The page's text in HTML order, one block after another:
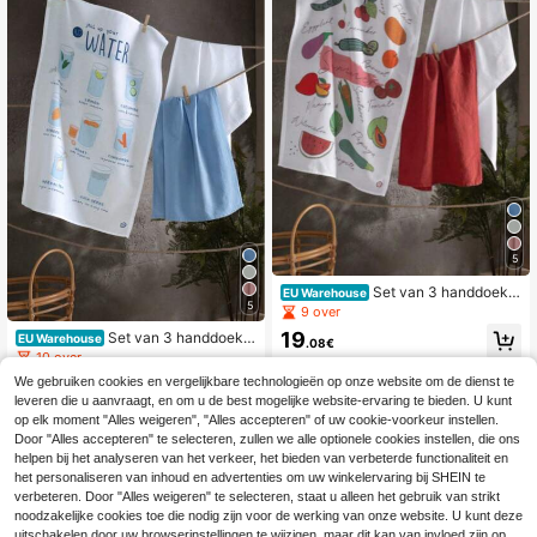
5
EU Warehouse Set van 3 handdoeke
n – 100% katoen – 50x70 cm – Zee
Geschikt voor handen, gezicht en k
euken – GEMAAKT IN TURKIJE
10 over
19.08€
5
EU Warehouse Set van 3 handdoeke
n – 100% katoen – 50x70 cm – Zee
r absorberend, zacht en duurzaam –
Geschikt voor handen, gezicht en k
euken – GEMAAKT IN TURKIJE
9 over
19.08€
We gebruiken cookies en vergelijkbare technologieën op onze website om de dienst te
leveren die u aanvraagt, en om u de best mogelijke website-ervaring te bieden. U kunt
op elk moment "Alles weigeren", "Alles accepteren" of uw cookie-voorkeur instellen.
Door "Alles accepteren" te selecteren, zullen we alle optionele cookies instellen, die ons
helpen bij het analyseren van het verkeer, het bieden van verbeterde functionaliteit en
het personaliseren van inhoud en advertenties om uw winkelervaring bij SHEIN te
verbeteren. Door "Alles weigeren" te selecteren, staat u alleen het gebruik van strikt
noodzakelijke cookies toe die nodig zijn voor de werking van onze website. U kunt deze